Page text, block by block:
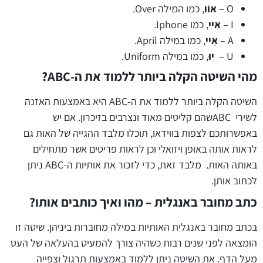
O –
אוֹוּ, כמו המילה Over.
I –
אַיי, כמו Iphone.
A –
אֵיי, כמו במילה April.
U –
יוּ, כמו במילה Uniform.
מהי השיטה הקלה ביותר ללמוד את ה-ABC
?
השיטה הקלה ביותר ללמוד את ה-ABC היא באמצעות האזנה
לשירי ABCשהם קליטים מאוד ונצרבים בזיכרון. אם יש
באפשרותכם לצפות בווידאו, תוכלו מלבד ההגייה של האות גם
לראות אותה באופן ויזואלי וכן לראות פריטים אשר מתחילים
באותה האות. מלבד זאת, כדי לזכור את אותיות ה-ABC ניתן
לכתוב אותן.
כתב מחובר באנגלית – מהו ואיך כותבים אותו?
בכתב מחובר באנגלית האותיות במילה מחוברות ביניהן. שיטה זו
הומצאה לפני שנים רבות כשהיה צורך להמעיט בהעלאה של העט
מעל הדף. את השיטה ניתן ללמוד באמצעות תרגול וצפייה